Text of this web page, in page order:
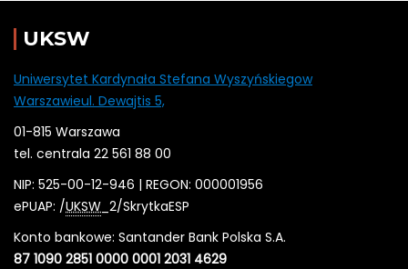
UKSW
Uniwersytet Kardynała Stefana Wyszyńskiegow
Warszawieul. Dewajtis 5,
01-815 Warszawa
tel. centrala 22 561 88 00
NIP: 525-00-12-946 | REGON: 000001956
ePUAP: /UKSW _2/SkrytkaESP
Konto bankowe: Santander Bank Polska S.A.
87 1090 2851 0000 0001 2031 4629